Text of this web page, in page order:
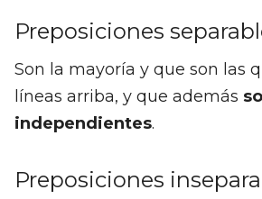
Preposiciones
Son la mayoría y que son las
líneas arriba, y que además
independientes.
Preposiciones